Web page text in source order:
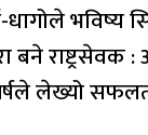
भविष्य
बने राष्ट्रसेवक
लेख्यो